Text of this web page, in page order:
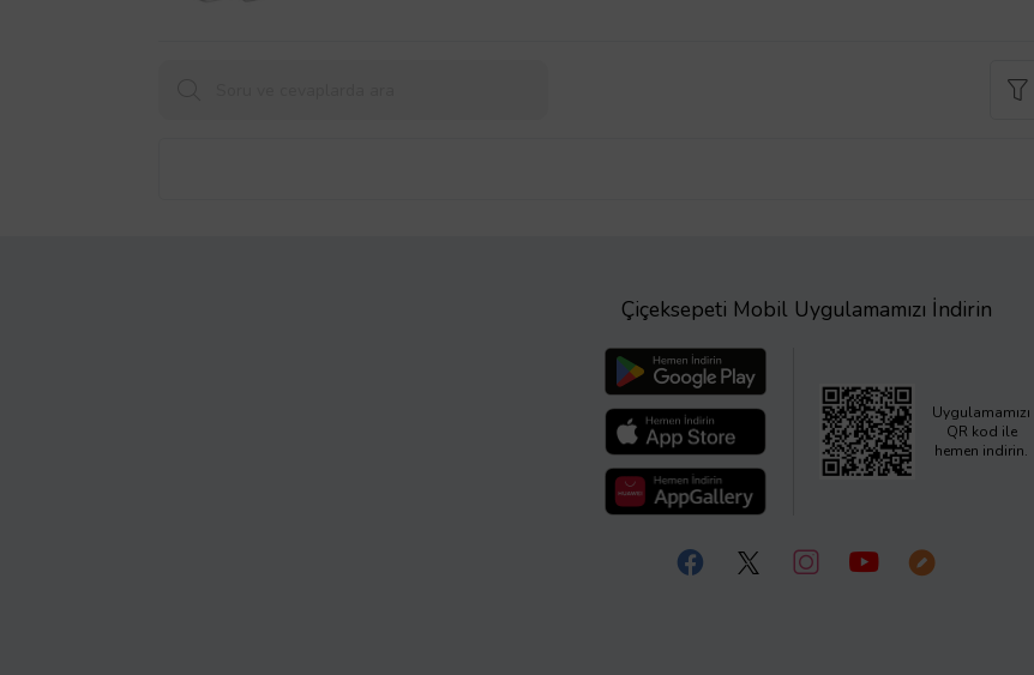
Çiçeksepeti Mobil Uygulamamızı İndirin
Uygulamamızı
QR kod ile
hemen indirin.